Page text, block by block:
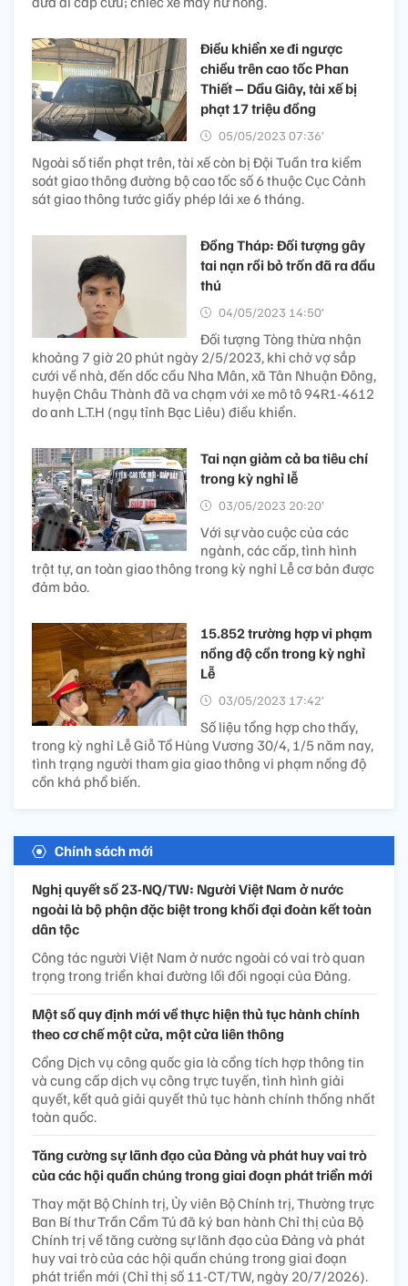
Điều khiển xe đi ngược
chiều trên cao tốc Phan
Thiết – Dầu Giây, tài xế bị
phạt 17 triệu đồng
05/05/2023 07:36’
Ngoài số tiền phạt trên, tài xế còn bị Đội Tuần tra kiểm
soát giao thông đường bộ cao tốc số 6 thuộc Cục Cảnh
sát giao thông tước giấy phép lái xe 6 tháng.
Đồng Tháp: Đối tượng gây
tai nạn rồi bỏ trốn đã ra đầu
thú
04/05/2023 14:50’
Đối tượng Tòng thừa nhận
khoảng 7 giờ 20 phút ngày 2/5/2023, khi chở vợ sắp
cưới về nhà, đến dốc cầu Nha Mân, xã Tân Nhuận Đông,
huyện Châu Thành đã va chạm với xe mô tô 94R1-4612
do anh L.T.H (ngụ tỉnh Bạc Liêu) điều khiển.
Tai nạn giảm cả ba tiêu chí
trong kỳ nghỉ lễ
03/05/2023 20:20’
Với sự vào cuộc của các
ngành, các cấp, tình hình
trật tự, an toàn giao thông trong kỳ nghỉ Lễ cơ bản được
đảm bảo.
15.852 trường hợp vi phạm
nồng độ cồn trong kỳ nghỉ
Lễ
03/05/2023 17:42’
Số liệu tổng hợp cho thấy,
trong kỳ nghỉ Lễ Giỗ Tổ Hùng Vương 30/4, 1/5 năm nay,
tình trạng người tham gia giao thông vi phạm nồng độ
cồn khá phổ biến.
Chính sách mới
Nghị quyết số 23-NQ/TW: Người Việt Nam ở nước
ngoài là bộ phận đặc biệt trong khối đại đoàn kết toàn
dân tộc
Công tác người Việt Nam ở nước ngoài có vai trò quan
trọng trong triển khai đường lối đối ngoại của Đảng.
Một số quy định mới về thực hiện thủ tục hành chính
theo cơ chế một cửa, một cửa liên thông
Cổng Dịch vụ công quốc gia là cổng tích hợp thông tin
và cung cấp dịch vụ công trực tuyến, tình hình giải
quyết, kết quả giải quyết thủ tục hành chính thống nhất
toàn quốc.
Tăng cường sự lãnh đạo của Đảng và phát huy vai trò
của các hội quần chúng trong giai đoạn phát triển mới
Thay mặt Bộ Chính trị, Ủy viên Bộ Chính trị, Thường trực
Ban Bí thư Trần Cẩm Tú đã ký ban hành Chỉ thị của Bộ
Chính trị về tăng cường sự lãnh đạo của Đảng và phát
huy vai trò của các hội quần chúng trong giai đoạn
phát triển mới (Chỉ thị số 11-CT/TW, ngày 20/7/2026).